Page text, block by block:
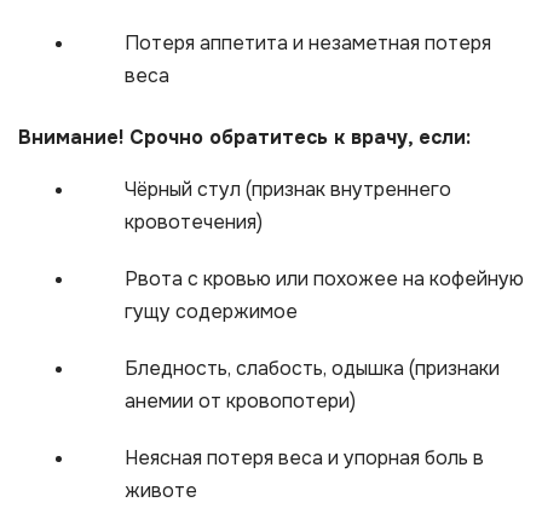
Потеря аппетита и незаметная потеря
веса
Внимание! Срочно обратитесь к врачу, если:
Чёрный стул (признак внутреннего
кровотечения)
Рвота с кровью или похожее на кофейную
гущу содержимое
Бледность, слабость, одышка (признаки
анемии от кровопотери)
Неясная потеря веса и упорная боль в
животе